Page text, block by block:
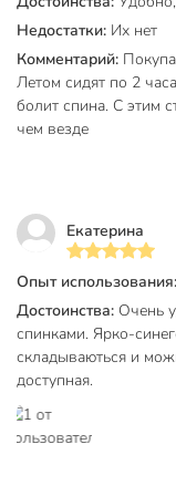
Частые вопросы:
Какой вес
Данная модель
усиленной
Это
Можно ли
Да, стул устойчив
влаги, легко
идеально подходит
Каковы габариты и
В сложенном
вес — менее 2 кг.
Недостатки: Их нет
Комментарий:
Летом сидят по 2
болит спина. С этим
чем везде
Екатерина
Опыт использования:
Достоинства: Очень
спинками. Ярко-
складываються и
доступная.